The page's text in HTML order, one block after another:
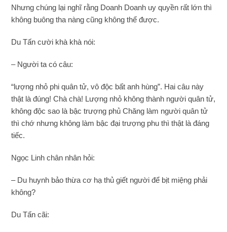
Nhưng chúng lại nghĩ rằng Doanh Doanh uy quyền rất lớn thì
không buông tha nàng cũng không thể được.
Du Tấn cười khà khà nói:
– Người ta có câu:
“lượng nhỏ phi quân tử, vô độc bất anh hùng”. Hai câu này
thật là đúng! Chà chà! Lượng nhỏ không thành người quân tử,
không độc sao là bậc trượng phủ Chăng làm người quân tử
thì chớ nhưng không làm bậc đại trượng phu thì thật là đáng
tiếc.
Ngọc Linh chân nhân hỏi:
– Du huynh bảo thừa cơ hạ thủ giết người để bịt miệng phải
không?
Du Tấn cãi: